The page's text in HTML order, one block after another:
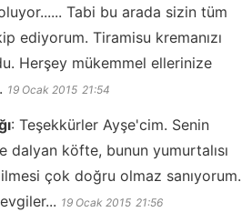
Tabi bu arada sizin tüm
ediyorum. Tiramisu kremanızı
Herşey mükemmel ellerinize
19 Ocak 2015 21:54
: Teşekkürler Ayşe'cim. Senin
dalyan köfte, bunun yumurtalısı
çok doğru olmaz sanıyorum.
19 Ocak 2015 21:56